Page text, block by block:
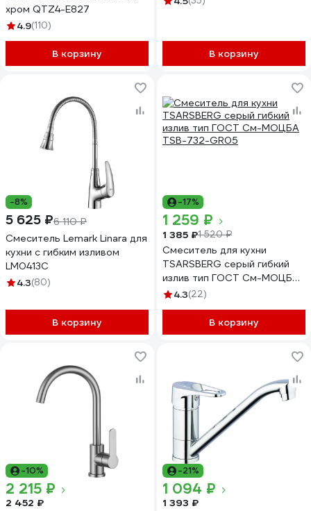
хром QTZ4-E827
4.9(110)
В корзину В корзину
-8%
5 625 ₽6 110 ₽
Смеситель Lemark Linara для
кухни с гибким изливом
LM0413C
4.3(80)
В корзину
-17%
1 259 ₽
1 385 ₽1 520 ₽
Смеситель для кухни
TSARSBERG серый гибкий
излив тип ГОСТ См-МОЦБА
TSB-732-GR05
4.3(22)
В корзину
-10%
2 215 ₽
2 452 ₽
-21%
1 094 ₽
1 393 ₽